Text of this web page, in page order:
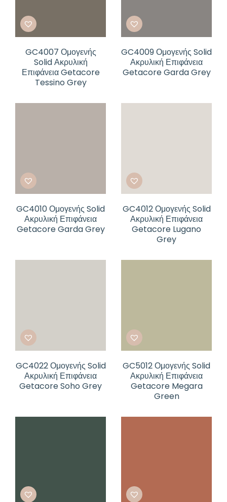
GC4007 Ομογενής
Solid Ακρυλική
Επιφάνεια Getacore
Tessino Grey
GC4009 Ομογενής Solid
Ακρυλική Επιφάνεια
Getacore Garda Grey
GC4010 Ομογενής Solid
Ακρυλική Επιφάνεια
Getacore Garda Grey
GC4012 Ομογενής Solid
Ακρυλική Επιφάνεια
Getacore Lugano
Grey
GC4022 Ομογενής Solid
Ακρυλική Επιφάνεια
Getacore Soho Grey
GC5012 Ομογενής Solid
Ακρυλική Επιφάνεια
Getacore Megara
Green